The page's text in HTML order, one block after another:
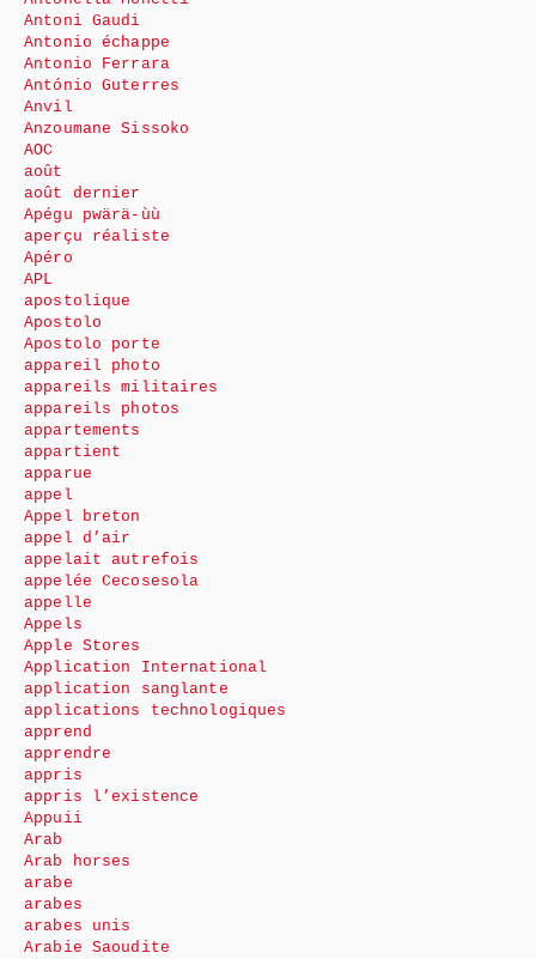
Antoni Gaudi
Antonio échappe
Antonio Ferrara
António Guterres
Anvil
Anzoumane Sissoko
AOC
août
août dernier
Apégu pwärä-ùù
aperçu réaliste
Apéro
APL
apostolique
Apostolo
Apostolo porte
appareil photo
appareils militaires
appareils photos
appartements
appartient
apparue
appel
Appel breton
appel d’air
appelait autrefois
appelée Cecosesola
appelle
Appels
Apple Stores
Application International
application sanglante
applications technologiques
apprend
apprendre
appris
appris l’existence
Appuii
Arab
Arab horses
arabe
arabes
arabes unis
Arabie Saoudite